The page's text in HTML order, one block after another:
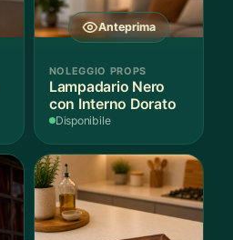
Anteprima
NOLEGGIO PROPS
Lampadario Nero
con Interno Dorato
Disponibile